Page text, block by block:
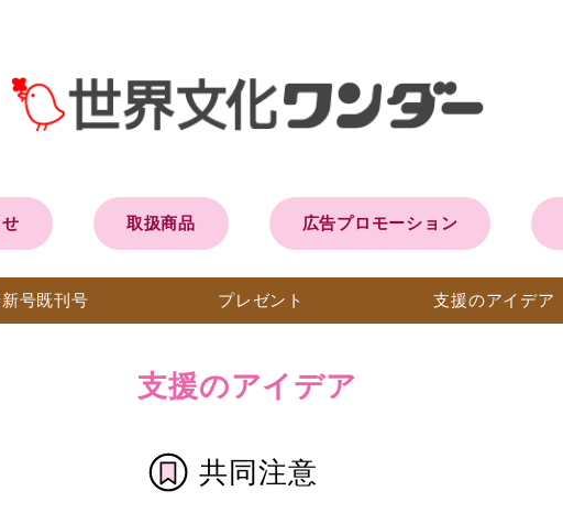
取扱商品 広告プロモーション
号既刊号 プレ ゼント 支援のアイデア
支援のアイデア
共同注意